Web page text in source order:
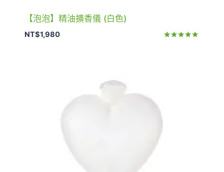
【泡泡】精油擴香儀 (白色)
NT$1,980